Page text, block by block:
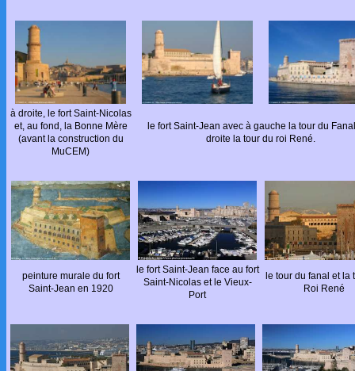
à droite, le fort Saint-Nicolas
et, au fond, la Bonne Mère
(avant la construction du
MuCEM)
le fort Saint-Jean avec à gauche la tour du
droite la tour du roi René.
peinture murale du fort
Saint-Jean en 1920
le fort Saint-Jean face au fort
Saint-Nicolas et le Vieux-
Port
le tour du fanal et la
Roi René